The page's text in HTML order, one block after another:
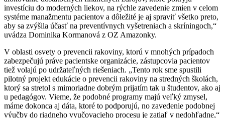
investíciu do moderných liekov, na rýchle zavedenie zmien v celom
systéme manažmentu pacientov a dôležité je aj spraviť všetko preto,
aby sa zvýšila účasť na preventívnych vyšetreniach a skríningoch,“
uvádza Dominika Kormanová z OZ Amazonky.
V oblasti osvety o prevencii rakoviny, ktorú v mnohých prípadoch
zabezpečujú práve pacientske organizácie, zástupcovia pacientov
tiež volajú po udržateľných riešeniach. „Tento rok sme spustili
pilotný projekt edukácie o prevencii rakoviny na stredných školách,
ktorý sa stretol s mimoriadne dobrým prijatím tak u študentov, ako aj
u pedagógov. Vieme, že podobné programy majú veľký zmysel,
máme dokonca aj dáta, ktoré to podporujú, no zavedenie podobnej
výučby do riadneho vyučovacieho procesu je zatiaľ v nedohľadne,“